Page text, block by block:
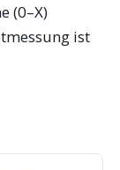
(0–X)
ist